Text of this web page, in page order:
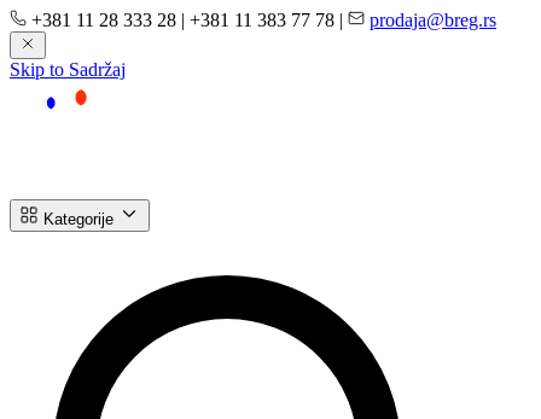
+381 11 28 333 28 | +381 11 383 77 78 | prodaja@breg.rs
Skip to Sadržaj
Kategorije